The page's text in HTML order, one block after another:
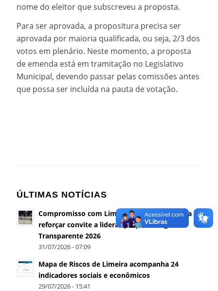
nome do eleitor que subscreveu a proposta.
Para ser aprovada, a propositura precisa ser
aprovada por maioria qualificada, ou seja, 2/3 dos
votos em plenário. Neste momento, a proposta
de emenda está em tramitação no Legislativo
Municipal, devendo passar pelas comissões antes
que possa ser incluída na pauta de votação.
ÚLTIMAS NOTÍCIAS
Compromisso com Limeira vai à Câmara para
reforçar convite a lideranças para o Agosto
Transparente 2026
31/07/2026 - 07:09
Mapa de Riscos de Limeira acompanha 24
indicadores sociais e econômicos
29/07/2026 - 15:41